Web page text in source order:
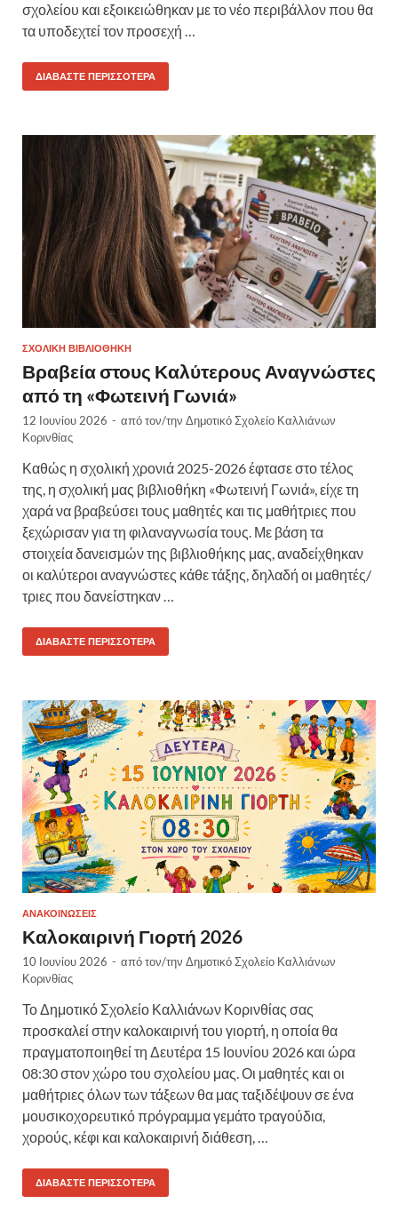
σχολείου και εξοικειώθηκαν με το νέο περιβάλλον που θα
τα υποδεχτεί τον προσεχή …
ΔΙΑΒΆΣΤΕ ΠΕΡΙΣΣΌΤΕΡΑ
ΣΧΟΛΙΚΉ ΒΙΒΛΙΟΘΉΚΗ
Βραβεία στους Καλύτερους Αναγνώστες
από τη «Φωτεινή Γωνιά»
12 Ιουνίου 2026 - από τον/την Δημοτικό Σχολείο Καλλιάνων
Κορινθίας
Καθώς η σχολική χρονιά 2025-2026 έφτασε στο τέλος
της, η σχολική μας βιβλιοθήκη «Φωτεινή Γωνιά», είχε τη
χαρά να βραβεύσει τους μαθητές και τις μαθήτριες που
ξεχώρισαν για τη φιλαναγνωσία τους. Με βάση τα
στοιχεία δανεισμών της βιβλιοθήκης μας, αναδείχθηκαν
οι καλύτεροι αναγνώστες κάθε τάξης, δηλαδή οι μαθητές/
τριες που δανείστηκαν …
ΔΙΑΒΆΣΤΕ ΠΕΡΙΣΣΌΤΕΡΑ
ΑΝΑΚΟΙΝΏΣΕΙΣ
Καλοκαιρινή Γιορτή 2026
10 Ιουνίου 2026 - από τον/την Δημοτικό Σχολείο Καλλιάνων
Κορινθίας
Το Δημοτικό Σχολείο Καλλιάνων Κορινθίας σας
προσκαλεί στην καλοκαιρινή του γιορτή, η οποία θα
πραγματοποιηθεί τη Δευτέρα 15 Ιουνίου 2026 και ώρα
08:30 στον χώρο του σχολείου μας. Οι μαθητές και οι
μαθήτριες όλων των τάξεων θα μας ταξιδέψουν σε ένα
μουσικοχορευτικό πρόγραμμα γεμάτο τραγούδια,
χορούς, κέφι και καλοκαιρινή διάθεση, …
ΔΙΑΒΆΣΤΕ ΠΕΡΙΣΣΌΤΕΡΑ